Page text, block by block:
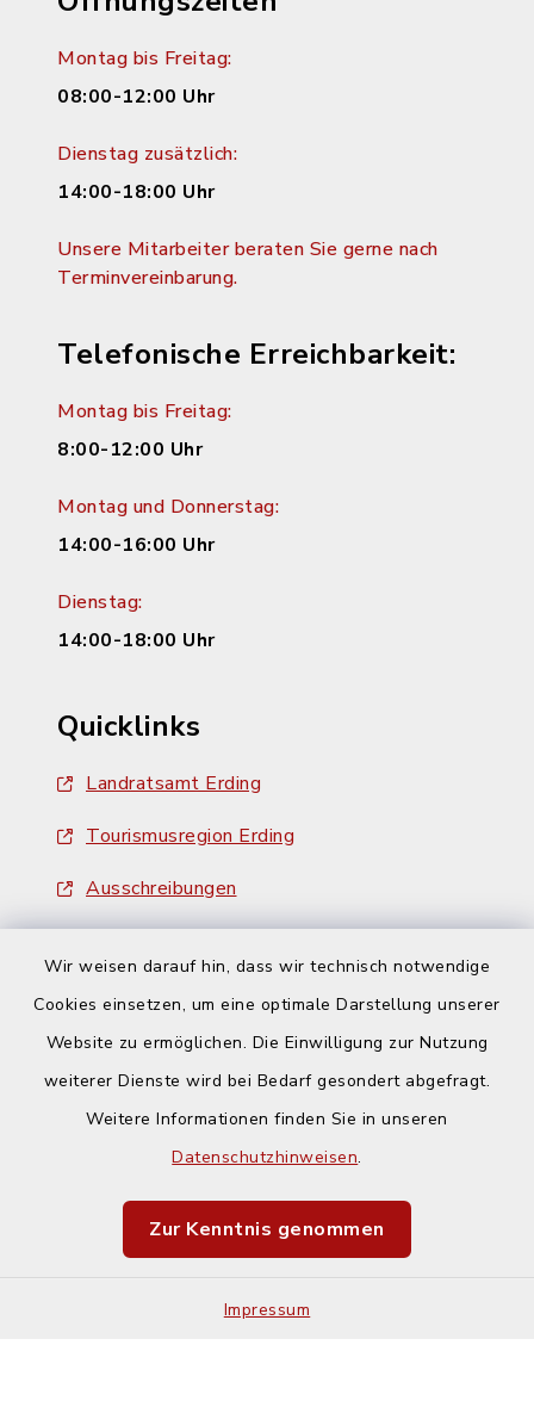
Wir weisen darauf hin, dass wir technisch notwendige
Cookies einsetzen, um eine optimale Darstellung unserer
Website zu ermöglichen. Die Einwilligung zur Nutzung
weiterer Dienste wird bei Bedarf gesondert abgefragt.
Weitere Informationen finden Sie in unseren
Datenschutzhinweisen.
Zur Kenntnis genommen
Impressum
Montag bis Freitag:
08:00-12:00 Uhr
Dienstag zusätzlich:
14:00-18:00 Uhr
Unsere Mitarbeiter beraten Sie gerne nach
Terminvereinbarung.
Telefonische Erreichbarkeit:
Montag bis Freitag:
8:00-12:00 Uhr
Montag und Donnerstag:
14:00-16:00 Uhr
Dienstag:
14:00-18:00 Uhr
Quicklinks
Landratsamt Erding
Tourismusregion Erding
Ausschreibungen
Barrierefreiheit
Impressum
Sitemap